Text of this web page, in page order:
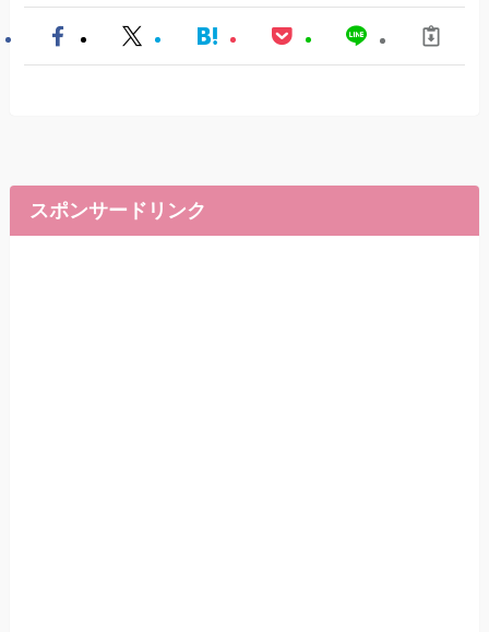
スポンサードリンク